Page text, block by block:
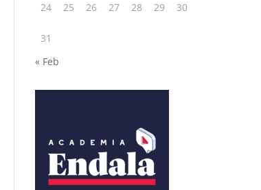
24 25 26 27 28 29 30
31
« Feb